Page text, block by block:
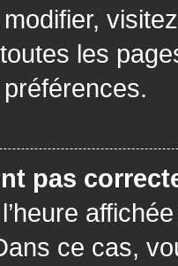
les
pas
ce cas,